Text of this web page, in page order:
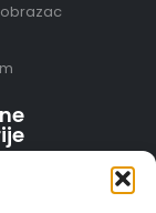
- kompleti